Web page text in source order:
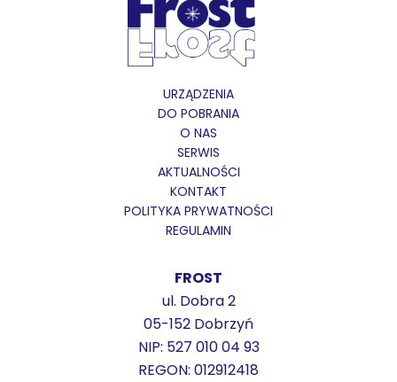
URZĄDZENIA
DO POBRANIA
O NAS
SERWIS
AKTUALNOŚCI
KONTAKT
POLITYKA PRYWATNOŚCI
REGULAMIN
FROST
ul. Dobra 2
05-152 Dobrzyń
NIP: 527 010 04 93
REGON: 012912418